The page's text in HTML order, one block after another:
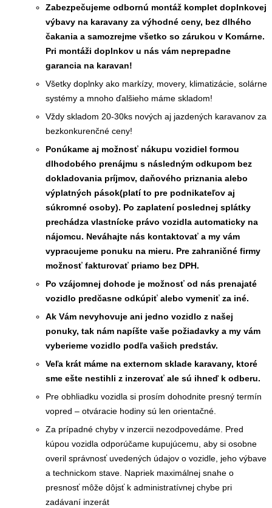
Zabezpečujeme odbornú montáž komplet doplnkovej
výbavy na karavany za výhodné ceny, bez dlhého
čakania a samozrejme všetko so zárukou v Komárne.
Pri montáži doplnkov u nás vám neprepadne
garancia na karavan!
Všetky doplnky ako markízy, movery, klimatizácie, solárne
systémy a mnoho ďalšieho máme skladom!
Vždy skladom 20-30ks nových aj jazdených karavanov za
bezkonkurenčné ceny!
Ponúkame aj možnosť nákupu vozidiel formou
dlhodobého prenájmu s následným odkupom bez
dokladovania príjmov, daňového priznania alebo
výplatných pások(platí to pre podnikateľov aj
súkromné osoby). Po zaplatení poslednej splátky
prechádza vlastnícke právo vozidla automaticky na
nájomcu. Neváhajte nás kontaktovať a my vám
vypracujeme ponuku na mieru. Pre zahraničné firmy
možnosť fakturovať priamo bez DPH.
Po vzájomnej dohode je možnosť od nás prenajaté
vozidlo predčasne odkúpiť alebo vymeniť za iné.
Ak Vám nevyhovuje ani jedno vozidlo z našej
ponuky, tak nám napíšte vaše požiadavky a my vám
vyberieme vozidlo podľa vašich predstáv.
Veľa krát máme na externom sklade karavany, ktoré
sme ešte nestihli z inzerovať ale sú ihneď k odberu.
Pre obhliadku vozidla si prosím dohodnite presný termín
vopred – otváracie hodiny sú len orientačné.
Za prípadné chyby v inzercii nezodpovedáme. Pred
kúpou vozidla odporúčame kupujúcemu, aby si osobne
overil správnosť uvedených údajov o vozidle, jeho výbave
a technickom stave. Napriek maximálnej snahe o
presnosť môže dôjsť k administratívnej chybe pri
zadávaní inzerát